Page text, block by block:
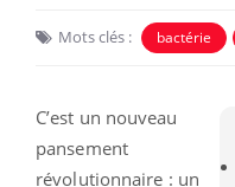
Mots clés : bactérie
C’est un nouveau
pansement
révolutionnaire : un